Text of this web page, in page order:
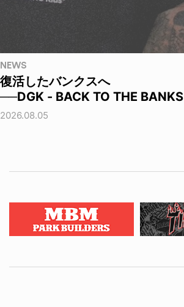
NEWS
復活したバンクスへ
──DGK - BACK TO THE BANKS
2026.08.05